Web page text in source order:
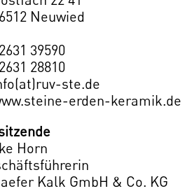
Neuwied
39590
28810
ste.de
erden-keramik.de
Horn
Kalk GmbH & Co. KG